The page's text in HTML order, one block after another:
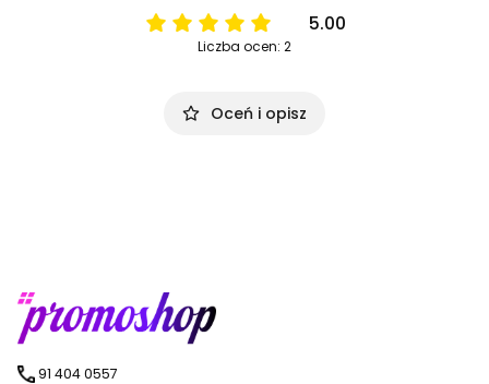
5.00
Liczba ocen: 2
Oceń i opisz
91 404 0557